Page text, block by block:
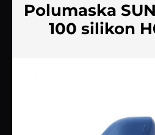
Polumaska
100 silikon